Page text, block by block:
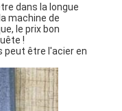
dans la longue
machine de
le prix bon
!
peut être l'acier en